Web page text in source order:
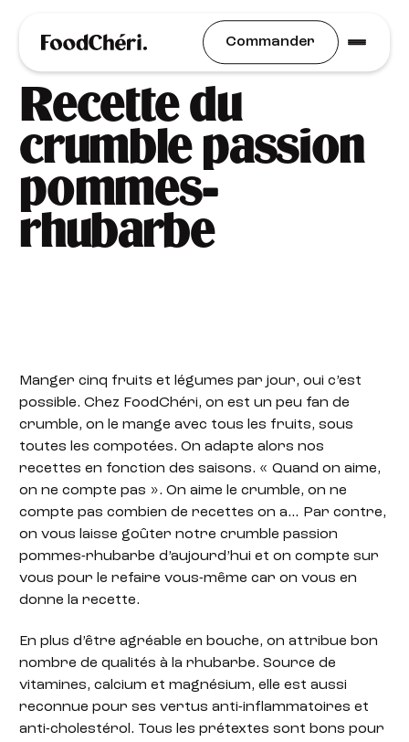
Commander
Idées Recettes
Recette du
crumble passion
pommes-
rhubarbe
Manger cinq fruits et légumes par jour, oui c’est
possible. Chez FoodChéri, on est un peu fan de
crumble, on le mange avec tous les fruits, sous
toutes les compotées. On adapte alors nos
recettes en fonction des saisons. « Quand on aime,
on ne compte pas ». On aime le crumble, on ne
compte pas combien de recettes on a… Par contre,
on vous laisse goûter notre crumble passion
pommes-rhubarbe d’aujourd’hui et on compte sur
vous pour le refaire vous-même car on vous en
donne la recette.
En plus d’être agréable en bouche, on attribue bon
nombre de qualités à la rhubarbe. Source de
vitamines, calcium et magnésium, elle est aussi
reconnue pour ses vertus anti-inflammatoires et
anti-cholestérol. Tous les prétextes sont bons pour